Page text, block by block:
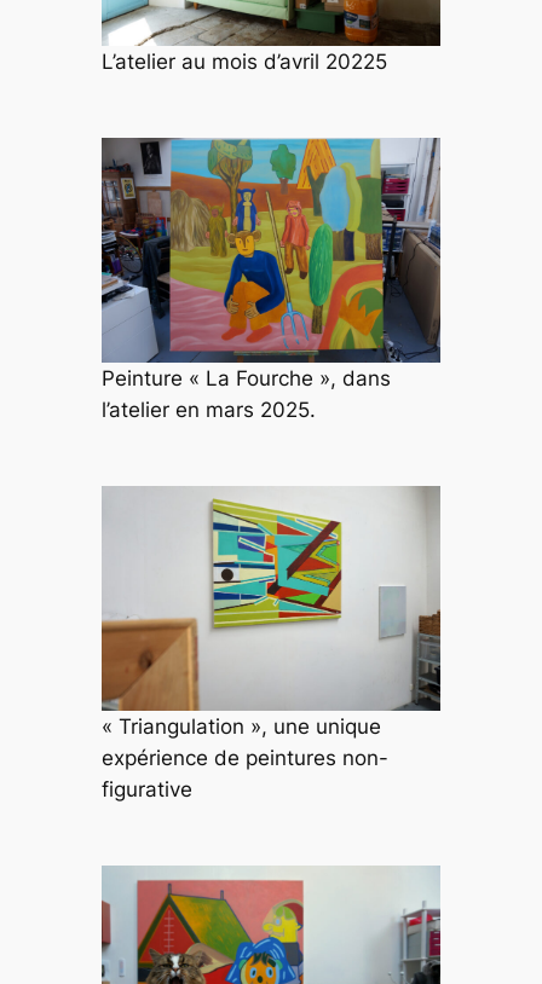
L’atelier au mois d’avril 20225
Peinture « La Fourche », dans
l’atelier en mars 2025.
« Triangulation », une unique
expérience de peintures non-
figurative